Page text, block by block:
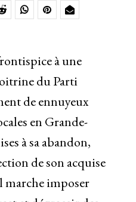
à une
du Parti
de ennuyeux
en Grande-
à sa abandon,
de son acquise
marche imposer